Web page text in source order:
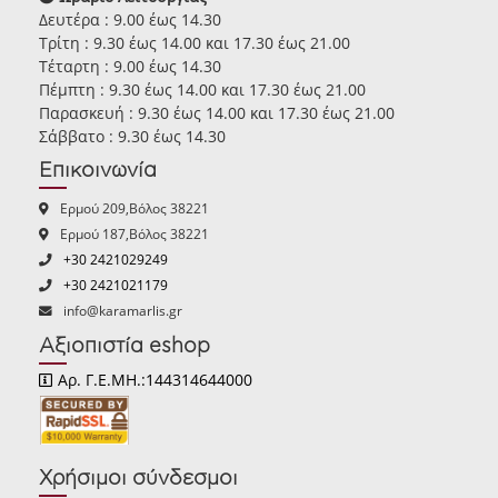
Δευτέρα : 9.00 έως 14.30
Τρίτη : 9.30 έως 14.00 και 17.30 έως 21.00
Τέταρτη : 9.00 έως 14.30
Πέμπτη : 9.30 έως 14.00 και 17.30 έως 21.00
Παρασκευή : 9.30 έως 14.00 και 17.30 έως 21.00
Σάββατο : 9.30 έως 14.30
Επικοινωνία
Ερμού 209,Βόλος 38221
Ερμού 187,Βόλος 38221
+30 2421029249
+30 2421021179
info@karamarlis.gr
Αξιοπιστία eshop
Αρ. Γ.Ε.ΜΗ.:144314644000
Χρήσιμοι σύνδεσμοι